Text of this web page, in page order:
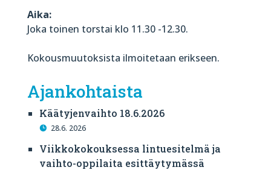
Aika:
Joka toinen torstai klo 11.30 -12.30.
Kokousmuutoksista ilmoitetaan erikseen.
Ajankohtaista
Käätyjenvaihto 18.6.2026
28.6. 2026
Viikkokokouksessa lintuesitelmä ja
vaihto-oppilaita esittäytymässä